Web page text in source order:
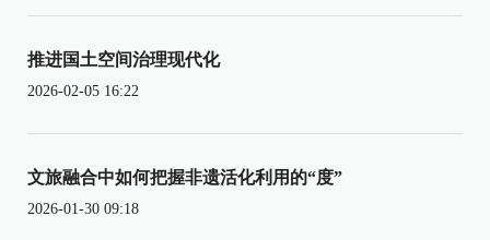
推进国土空间治理现代化
2026-02-05 16:22
文旅融合中如何把握非遗活化利用的“度”
2026-01-30 09:18